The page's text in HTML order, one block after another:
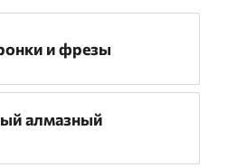
и фрезы
алмазный